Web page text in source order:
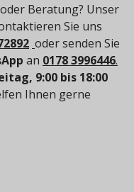
Beratung? Unser
Sie uns
oder senden Sie
an 0178 3996446.
9:00 bis 18:00
Ihnen gerne